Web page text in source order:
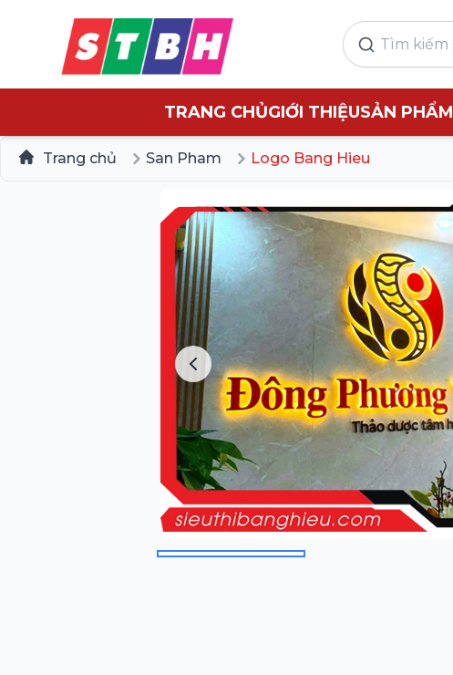
TRANG CHỦGIỚI THIỆUSẢN PHẨM
Trang chủ San Pham Logo Bang Hieu